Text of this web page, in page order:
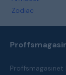
Zodiac